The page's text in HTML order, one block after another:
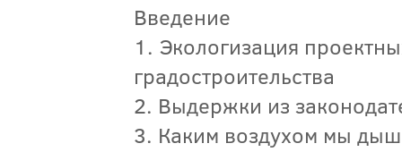
Введение
1. Экологизация
градостроительства
2. Выдержки из
3. Каким воздухом мы